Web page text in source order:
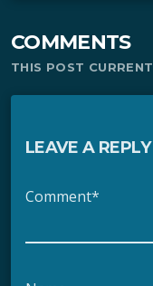
COMMENTS
THIS POST
LEAVE A REPLY
Comment*